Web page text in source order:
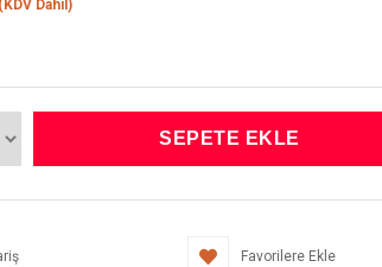
(KDV Dahil)
Favorilere Ekle